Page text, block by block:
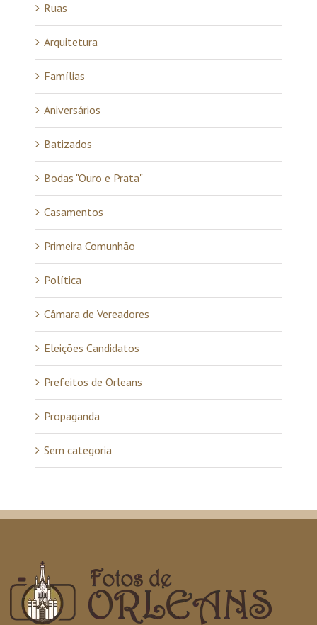
Ruas
Arquitetura
Famílias
Aniversários
Batizados
Bodas "Ouro e Prata"
Casamentos
Primeira Comunhão
Política
Câmara de Vereadores
Eleições Candidatos
Prefeitos de Orleans
Propaganda
Sem categoria